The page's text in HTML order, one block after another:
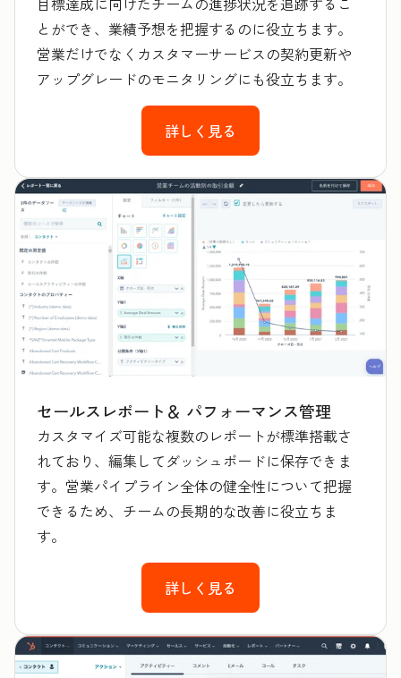
とができ、業績予想を把握するのに役立ちます。
営業だけでなくカスタマーサービスの契約更新や
アップグレードのモニタリングにも役立ちます。
詳しく見る
セールスレポート＆ パフォーマンス管理
カスタマイズ可能な複数のレポートが標準搭載さ
れており、編集してダッシュボードに保存できま
す。営業パイプライン全体の健全性について把握
できるため、チームの長期的な改善に役立ちま
す。
詳しく見る